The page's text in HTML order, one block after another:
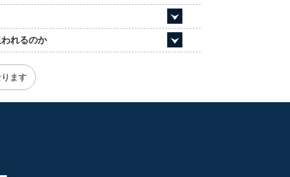
れるのか
ます